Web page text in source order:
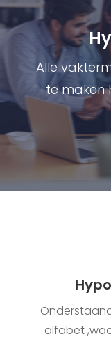
Alle
te maken
alfabet